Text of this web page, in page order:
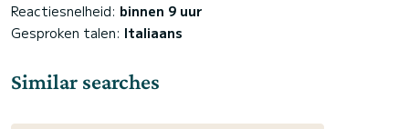
Reactiesnelheid: binnen 9 uur
Gesproken talen: Italiaans
Similar searches